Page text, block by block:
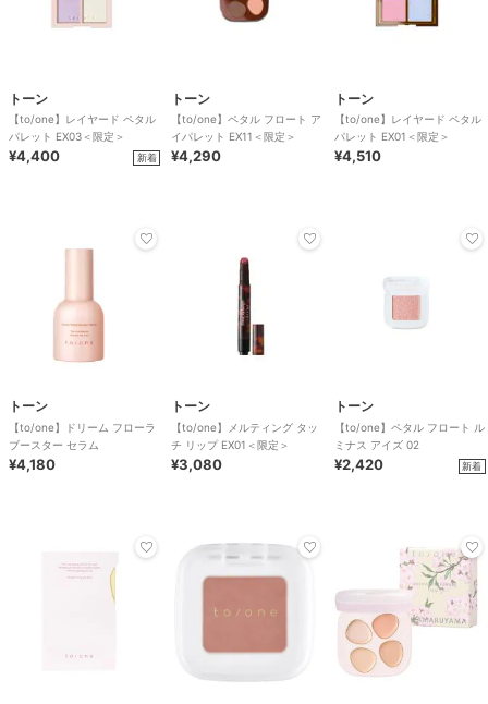
トーン
【to/one】レイヤード ペタル
パレット EX03＜限定＞
¥4,400 新着
トーン
【to/one】ペタル フロート ア
イパレット EX11＜限定＞
¥4,290
トーン
【to/one】レイヤード ペタル
パレット EX01＜限定＞
¥4,510
トーン
【to/one】ドリーム フローラ
ブースター セラム
¥4,180
トーン
【to/one】メルティング タッ
チ リップ EX01＜限定＞
¥3,080
トーン
【to/one】ペタル フロート ル
ミナス アイズ 02
¥2,420 新着